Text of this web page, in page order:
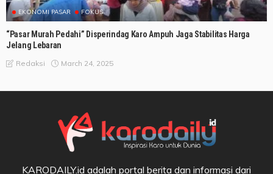
EKONOMI PASAR FOKUS
“Pasar Murah Pedahi” Disperindag Karo Ampuh Jaga Stabilitas Harga
Jelang Lebaran
Redaksi March 24, 2025
KARODAILY.id adalah portal berita dan informasi dari